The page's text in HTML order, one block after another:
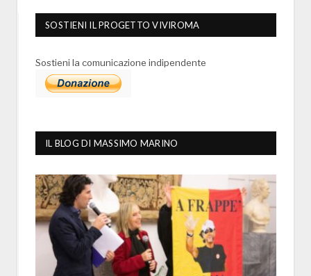
SOSTIENI IL PROGETTO VIVIROMA
Sostieni la comunicazione indipendente
IL BLOG DI MASSIMO MARINO